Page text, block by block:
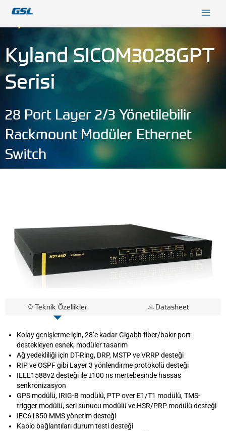
Kyland SICOM3028GPT
Serisi
28 Port Layer 2/3 Yönetilebilir
Rackmount Modüler Ethernet
Switch
Teknik Özellikler Datasheet
Kolay genişletme için, 28’e kadar Gigabit fiber/bakır port
destekleyen esnek, modüler tasarım
Ağ yedekliliği için DT-Ring, DRP, MSTP ve VRRP desteği
RIP ve OSPF gibi Layer 3 yönlendirme protokolü desteği
IEEE1588v2 desteği ile ±100 ns mertebesinde hassas
senkronizasyon
GPS modülü, IRIG-B modülü, PTP over E1/T1 modülü, TMS-
trigger modülü, seri sunucu modülü ve HSR/PRP modülü desteği
IEC61850 MMS yönetim desteği
Kablo bağlantıları durum testi desteği